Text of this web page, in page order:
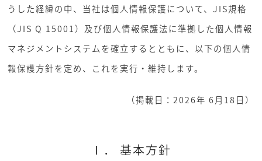
うした経緯の中、当社は個人情報保護について、JIS規格
（JIS Q 15001）及び個人情報保護法に準拠した個人情報
マネジメントシステムを確立するとともに、以下の個人情
報保護方針を定め、これを実行・維持します。
（掲載日：2026年 6月18日）
Ⅰ． 基本方針